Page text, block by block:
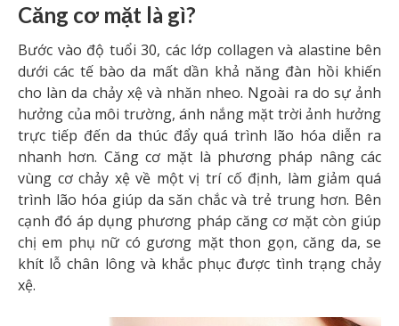
Căng cơ mặt là gì?
Bước vào độ tuổi 30, các lớp collagen và alastine bên
dưới các tế bào da mất dần khả năng đàn hồi khiến
cho làn da chảy xệ và nhăn nheo. Ngoài ra do sự ảnh
hưởng của môi trường, ánh nắng mặt trời ảnh hưởng
trực tiếp đến da thúc đẩy quá trình lão hóa diễn ra
nhanh hơn. Căng cơ mặt là phương pháp nâng các
vùng cơ chảy xệ về một vị trí cố định, làm giảm quá
trình lão hóa giúp da săn chắc và trẻ trung hơn. Bên
cạnh đó áp dụng phương pháp căng cơ mặt còn giúp
chị em phụ nữ có gương mặt thon gọn, căng da, se
khít lỗ chân lông và khắc phục được tình trạng chảy
xệ.